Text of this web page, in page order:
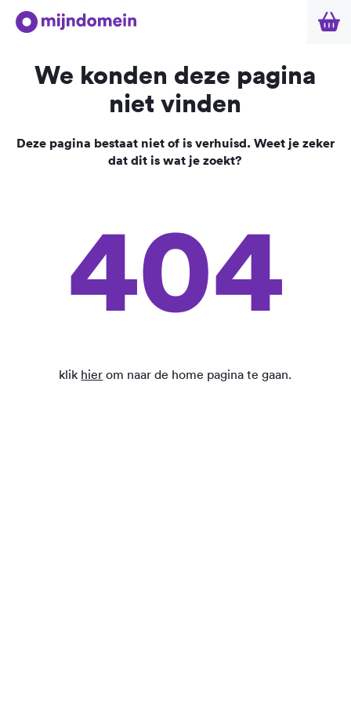
We konden deze pagina
niet vinden
Deze pagina bestaat niet of is verhuisd. Weet je zeker
dat dit is wat je zoekt?
404
klik hier om naar de home pagina te gaan.